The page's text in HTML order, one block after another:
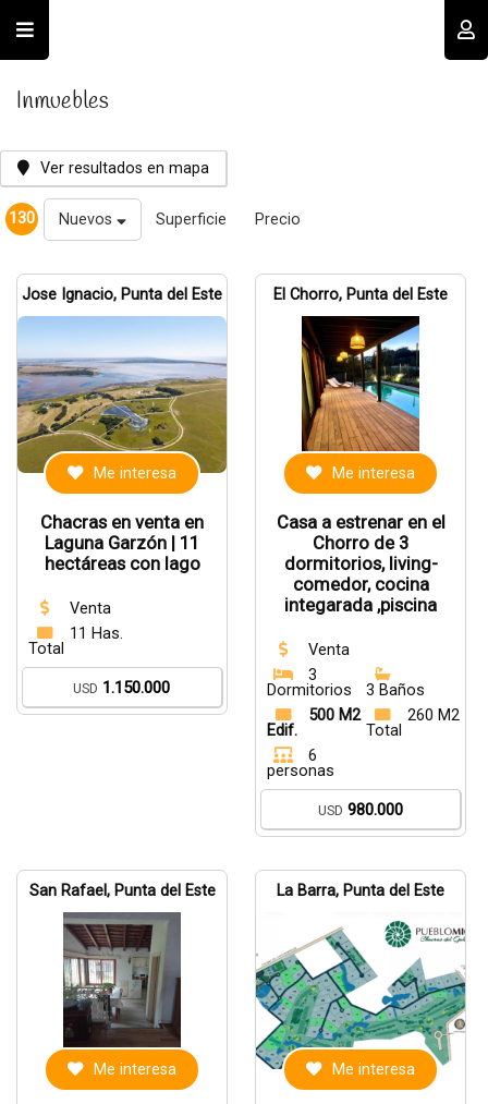
Recordar datos
INGRESAR
Olvidé mi clave Registro
Inmuebles
Ver resultados en mapa
130 Nuevos Superficie Precio
Jose Ignacio, Punta del Este
Me interesa
Chacras en venta en
Laguna Garzón | 11
hectáreas con lago
Venta
11 Has.
Total
USD 1.150.000
El Chorro, Punta del Este
Me interesa
Casa a estrenar en el
Chorro de 3
dormitorios, living-
comedor, cocina
integarada ,piscina
Venta
3
Dormitorios
3 Baños
500 M2
Edif.
260 M2
Total
6
personas
USD 980.000
San Rafael, Punta del Este
Me interesa
La Barra, Punta del Este
Me interesa